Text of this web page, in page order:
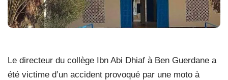
Le directeur du collège Ibn Abi Dhiaf à Ben Guerdane a
été victime d’un accident provoqué par une moto à